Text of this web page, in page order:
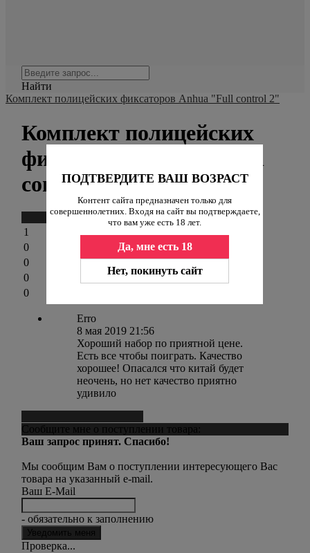
ПОДТВЕРДИТЕ ВАШ ВОЗРАСТ
Контент сайта предназначен только для
совершеннолетних. Входя на сайт вы подтверждаете,
что вам уже есть 18 лет.
Да, мне есть 18
Нет, покинуть сайт
Найти
Комплект полицейских фиксаторов Anhua "Full control 2"
Комплект полицейских
фиксаторов Anhua "Full
control 2" отзывы
Написать отзыв
1
0
0
0
0
Erro
8 мая 2019 21:56
Хороший набор по приятной цене.
Есть все чтобы поиграть. Качество
хорошее! Опасался что китай будет
неочень, но нет качество приятно
удивило
Сообщите мне о поступлении товара:
Ваш запрос принят. Спасибо!
Мы сообщим Вам о поступлении интересующего Вас
товара на указанный e-mail.
Ваш E-Mail
- обязательно к заполнению
Проверка...